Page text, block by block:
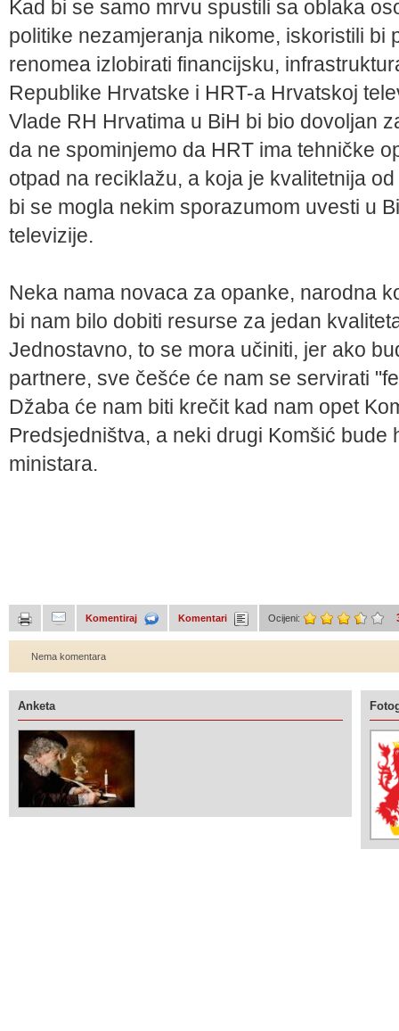
Kad bi se samo mrvu spustili sa oblaka
politike nezamjeranja nikome, iskoristili bi
renomea izlobirati financijsku,
Republike Hrvatske i HRT-a Hrvatskoj
Vlade RH Hrvatima u BiH bi bio dovoljan
da ne spominjemo da HRT ima tehničke
otpad na reciklažu, a koja je kvalitetnija
bi se mogla nekim sporazumom uvesti u
televizije.
Neka nama novaca za opanke, narodna
bi nam bilo dobiti resurse za jedan
Jednostavno, to se mora učiniti, jer ako
partnere, sve češće će nam se servirati
Džaba će nam biti krečit kad nam opet
Predsjedništva, a neki drugi Komšić
ministara.
Komentiraj Komentari Ocijeni:
Nema komentara
Anketa